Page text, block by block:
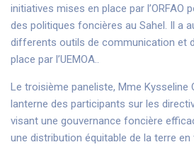
initiatives mises en place par l’ORFAO
des politiques foncières au Sahel. Il a
differents outils de communication et
place par l’UEMOA..
Le troisième paneliste, Mme Kysseline
lanterne des participants sur les
visant une gouvernance foncière
une distribution équitable de la terre